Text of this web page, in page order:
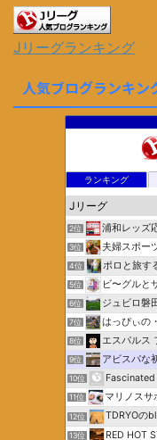
Jリーグランキング
人気ブログランキン
ランキング
2位 浦和レッズ
3位 夫婦スポー
4位 ポロと旅す
5位 ビ〜グルと
6位 ジュビロ磐
7位 はっぴぃの
8位 エスパルス
9位 アビスパな
10位 Fascinated
11位 マリノス
12位 TDRYOの
13位 RED HOT